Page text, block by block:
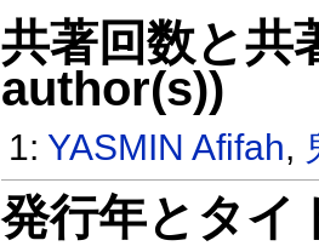
共著回数と
author(s))
1: YASMIN Afifah,
発行年とタ